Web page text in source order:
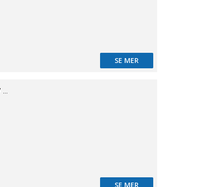
SE MER
Vinkel 90° inv/inv 3/4"
SE MER